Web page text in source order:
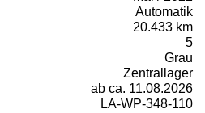
Automatik
20.433 km
5
Grau
Zentrallager
ab ca. 11.08.2026
LA-WP-348-110